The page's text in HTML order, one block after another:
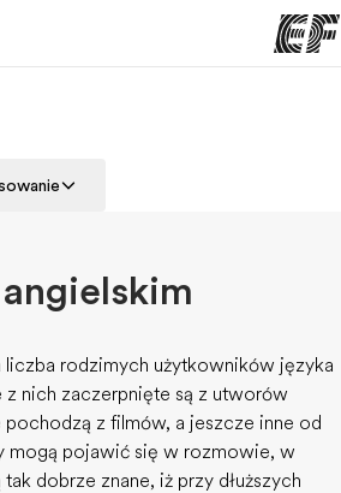
programy
liczba rodzimych użytkowników języka
nich zaczerpnięte są z utworów
pochodzą z filmów, a jeszcze inne od
mogą pojawić się w rozmowie, w
dobrze znane, iż przy dłuższych